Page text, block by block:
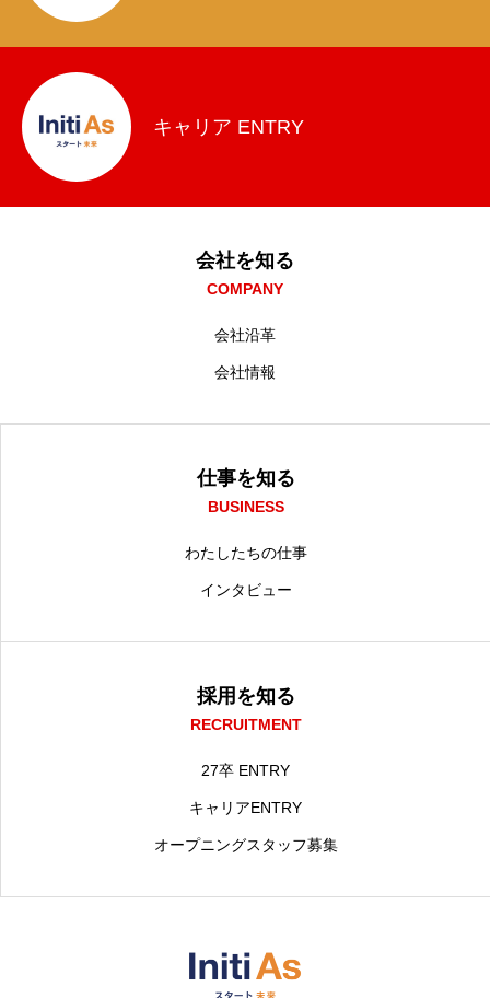
会社を知る
仕事を知る
キャリア ENTRY
会社を知る
COMPANY
会社沿革
会社情報
仕事を知る
BUSINESS
わたしたちの仕事
インタビュー
採用を知る
RECRUITMENT
27卒 ENTRY
キャリアENTRY
オープニングスタッフ募集